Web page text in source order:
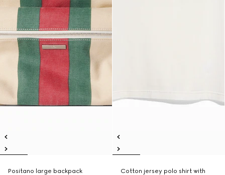
Positano large backpack
Cotton jersey polo shirt with